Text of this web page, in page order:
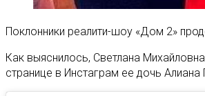
Поклонники реалити-шоу «Дом 2»
Как выяснилось, Светлана
странице в Инстаграм ее дочь